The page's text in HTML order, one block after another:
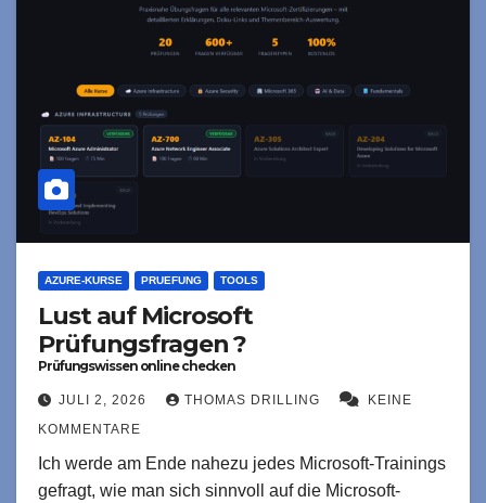
AZURE-KURSE PRUEFUNG TOOLS
Lust auf Microsoft
Prüfungsfragen ?
Prüfungswissen online checken
JULI 2, 2026 THOMAS DRILLING
KEINE
KOMMENTARE
Ich werde am Ende nahezu jedes Microsoft-Trainings
gefragt, wie man sich sinnvoll auf die Microsoft-